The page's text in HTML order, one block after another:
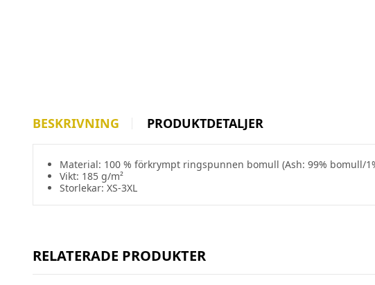
BESKRIVNING PRODUKTDETALJER
Material: 100 % förkrympt ringspunnen bomull (Ash: 99% bomull/
Vikt: 185 g/m²
Storlekar: XS-3XL
RELATERADE PRODUKTER